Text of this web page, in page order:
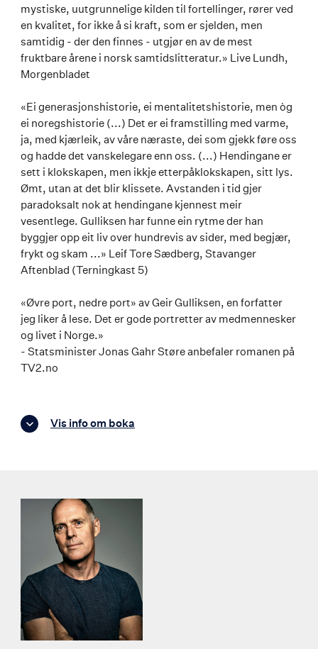
mystiske, uutgrunnelige kilden til fortellinger, rører ved
en kvalitet, for ikke å si kraft, som er sjelden, men
samtidig - der den finnes - utgjør en av de mest
fruktbare årene i norsk samtidslitteratur.» Live Lundh,
Morgenbladet
«Ei generasjonshistorie, ei mentalitetshistorie, men òg
ei noregshistorie (...) Det er ei framstilling med varme,
ja, med kjærleik, av våre næraste, dei som gjekk føre oss
og hadde det vanskelegare enn oss. (...) Hendingane er
sett i klokskapen, men ikkje etterpåklokskapen, sitt lys.
Ømt, utan at det blir klissete. Avstanden i tid gjer
paradoksalt nok at hendingane kjennest meir
vesentlege. Gulliksen har funne ein rytme der han
byggjer opp eit liv over hundrevis av sider, med begjær,
frykt og skam ...» Leif Tore Sædberg, Stavanger
Aftenblad (Terningkast 5)
«Øvre port, nedre port» av Geir Gulliksen, en forfatter
jeg liker å lese. Det er gode portretter av medmennesker
og livet i Norge.»
- Statsminister Jonas Gahr Støre anbefaler romanen på
TV2.no
Vis info om boka